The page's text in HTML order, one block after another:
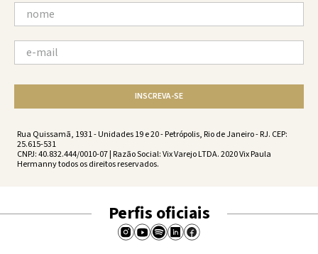
INSCREVA-SE
Rua Quissamã, 1931 - Unidades 19 e 20 - Petrópolis, Rio de Janeiro - RJ. CEP:
25.615-531
CNPJ: 40.832.444/0010-07 | Razão Social: Vix Varejo LTDA. 2020 Vix Paula
Hermanny todos os direitos reservados.
Perfis oficiais